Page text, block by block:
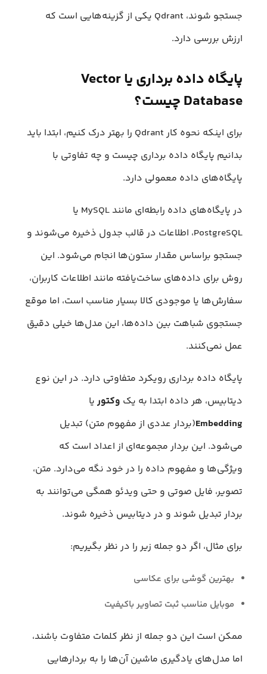
جستجو شوند، Qdrant یکی از گزینه‌هایی است که
ارزش بررسی دارد.
پایگاه داده برداری یا Vector
Database چیست؟
برای اینکه نحوه کار Qdrant را بهتر درک کنیم، ابتدا باید
بدانیم پایگاه داده برداری چیست و چه تفاوتی با
پایگاه‌های داده معمولی دارد.
در پایگاه‌های داده رابطه‌ای مانند MySQL یا
PostgreSQL، اطلاعات در قالب جدول ذخیره می‌شوند و
جستجو براساس مقدار ستون‌ها انجام می‌شود. این
روش برای داده‌های ساخت‌یافته مانند اطلاعات کاربران،
سفارش‌ها یا موجودی کالا بسیار مناسب است، اما موقع
جستجوی شباهت بین داده‌ها، این مدل‌ها خیلی دقیق
عمل نمی‌کنند.
پایگاه داده برداری رویکرد متفاوتی دارد. در این نوع
دیتابیس، هر داده ابتدا به یک وکتور یا
Embedding(بردار عددی از مفهوم متن) تبدیل
می‌شود. این بردار مجموعه‌ای از اعداد است که
ویژگی‌ها و مفهوم داده را در خود نگه می‌دارد. متن،
تصویر، فایل صوتی و حتی ویدئو همگی می‌توانند به
بردار تبدیل شوند و در دیتابیس ذخیره شوند.
برای مثال، اگر دو جمله زیر را در نظر بگیریم:
بهترین گوشی برای عکاسی
موبایل مناسب ثبت تصاویر باکیفیت
ممکن است این دو جمله از نظر کلمات متفاوت باشند،
اما مدل‌های یادگیری ماشین آن‌ها را به بردارهایی